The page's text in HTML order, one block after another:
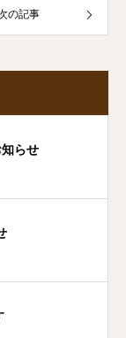
の記事
らせ